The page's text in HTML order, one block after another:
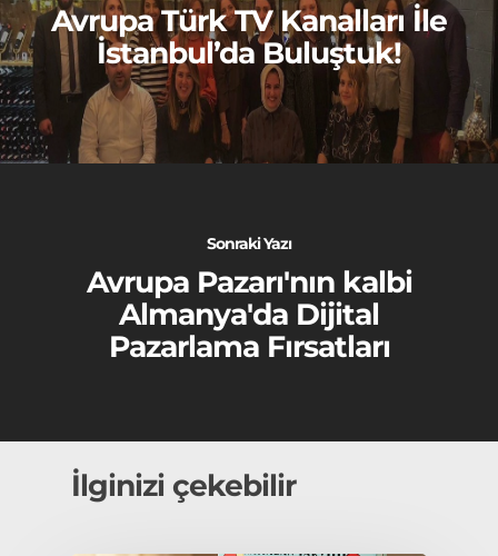
Avrupa Türk TV Kanalları İle
İstanbul’da Buluştuk!
Sonraki Yazı
Avrupa Pazarı'nın kalbi
Almanya'da Dijital
Pazarlama Fırsatları
İlginizi çekebilir